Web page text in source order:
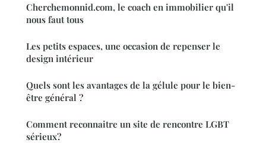
Cherchemonnid.com, le coach en immobilier qu'il
nous faut tous
Les petits espaces, une occasion de repenser le
design intérieur
Quels sont les avantages de la gélule pour le bien-
être général ?
Comment reconnaitre un site de rencontre LGBT
sérieux?